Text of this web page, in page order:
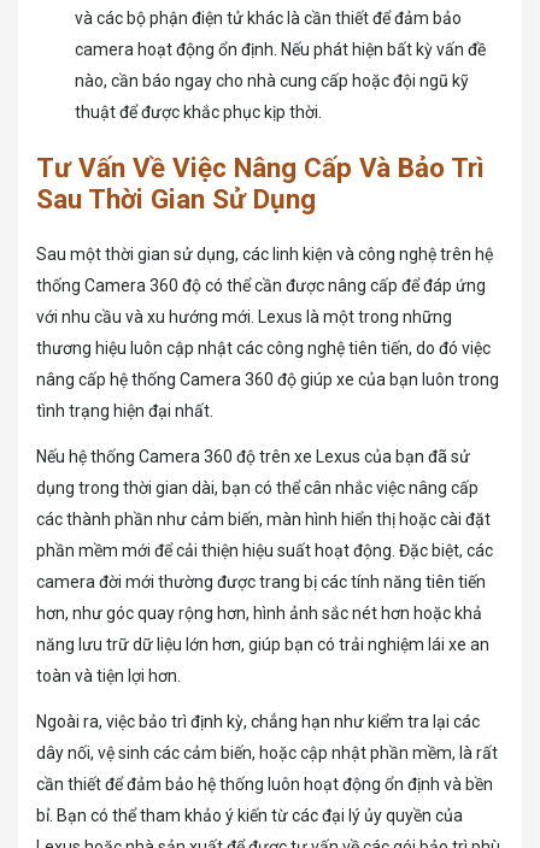
và các bộ phận điện tử khác là cần thiết để đảm bảo
camera hoạt động ổn định. Nếu phát hiện bất kỳ vấn đề
nào, cần báo ngay cho nhà cung cấp hoặc đội ngũ kỹ
thuật để được khắc phục kịp thời.
Tư Vấn Về Việc Nâng Cấp Và Bảo Trì
Sau Thời Gian Sử Dụng
Sau một thời gian sử dụng, các linh kiện và công nghệ trên hệ
thống Camera 360 độ có thể cần được nâng cấp để đáp ứng
với nhu cầu và xu hướng mới. Lexus là một trong những
thương hiệu luôn cập nhật các công nghệ tiên tiến, do đó việc
nâng cấp hệ thống Camera 360 độ giúp xe của bạn luôn trong
tình trạng hiện đại nhất.
Nếu hệ thống Camera 360 độ trên xe Lexus của bạn đã sử
dụng trong thời gian dài, bạn có thể cân nhắc việc nâng cấp
các thành phần như cảm biến, màn hình hiển thị hoặc cài đặt
phần mềm mới để cải thiện hiệu suất hoạt động. Đặc biệt, các
camera đời mới thường được trang bị các tính năng tiên tiến
hơn, như góc quay rộng hơn, hình ảnh sắc nét hơn hoặc khả
năng lưu trữ dữ liệu lớn hơn, giúp bạn có trải nghiệm lái xe an
toàn và tiện lợi hơn.
Ngoài ra, việc bảo trì định kỳ, chẳng hạn như kiểm tra lại các
dây nối, vệ sinh các cảm biến, hoặc cập nhật phần mềm, là rất
cần thiết để đảm bảo hệ thống luôn hoạt động ổn định và bền
bỉ. Bạn có thể tham khảo ý kiến từ các đại lý ủy quyền của